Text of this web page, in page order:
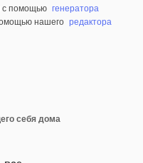
с помощью генератора
нашего редактора
себя дома